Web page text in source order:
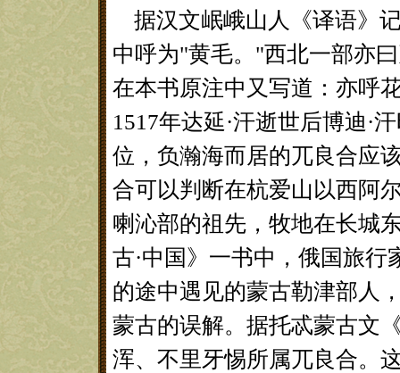
据汉文岷峨山人《译语》
中呼为"黄毛。"西北一部亦
在本书原注中又写道：亦呼
1517年达延·汗逝世后博迪·
位，负瀚海而居的兀良合应
合可以判断在杭爱山以西阿
喇沁部的祖先，牧地在长城
古·中国》一书中，俄国旅
的途中遇见的蒙古勒津部人
蒙古的误解。据托忒蒙古文
浑、不里牙惕所属兀良合。